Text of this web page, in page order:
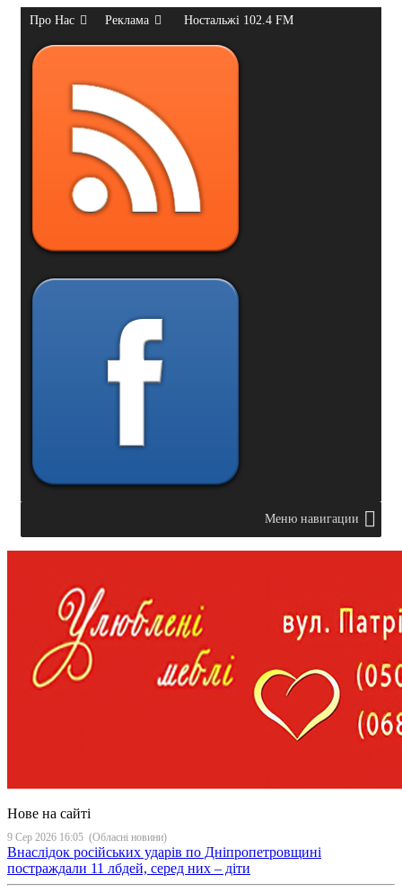
Про Нас Реклама Ностальжі 102.4 FM
Меню навигации
Нове на сайті
9 Сер 2026 16:05 (Обласні новини)
Внаслідок російських ударів по Дніпропетровщині
постраждали 11 лбдей, серед них – діти